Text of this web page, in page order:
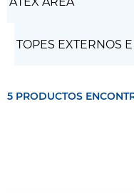
5 PRODUCTOS